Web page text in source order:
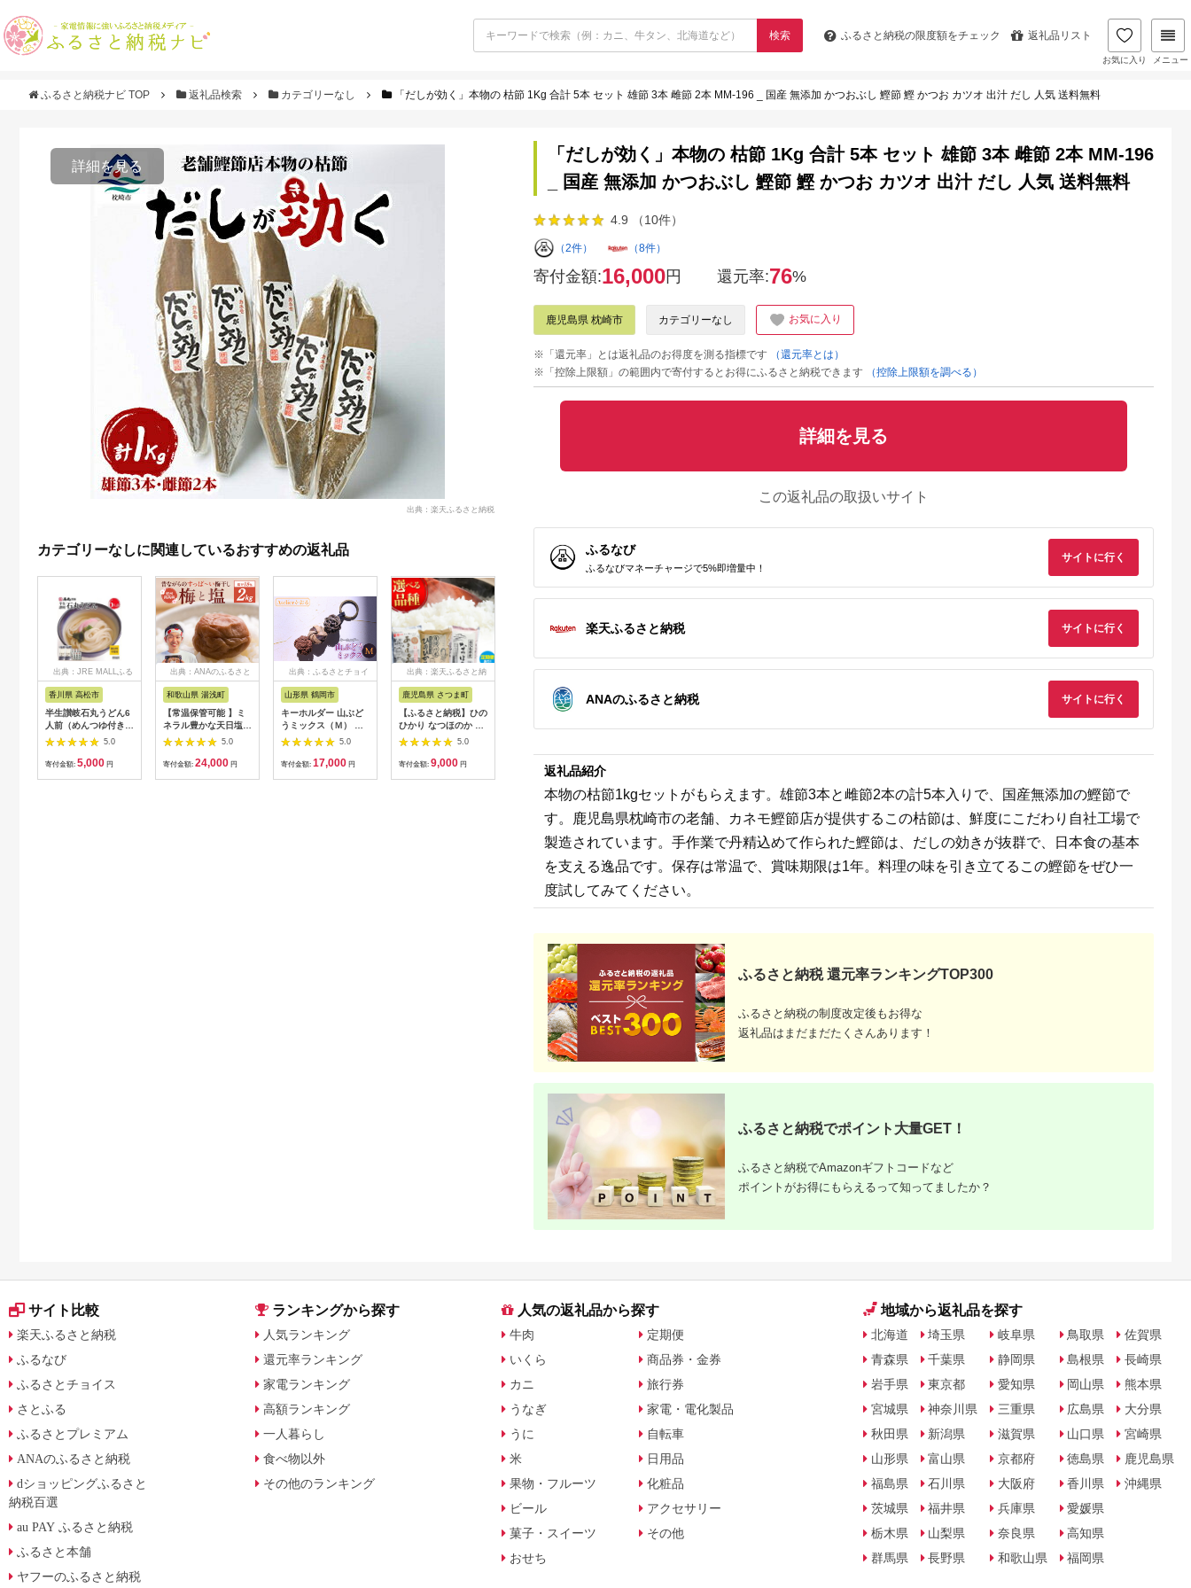
検索 ふるさと納税の限度額をチェック 返礼品リスト
お気に入り メニュー
ふるさと納税ナビ TOP 返礼品検索 カテゴリーなし 「だしが効く」本物の 枯節 1Kg 合計 5本 セット 雄節 3本 雌節 2本 MM-196 _ 国産 無添加 かつおぶし 鰹節 鰹 かつお カツオ 出汁 だし 人気 送料無料
詳細を見る
出典：楽天ふるさと納税
カテゴリーなしに関連しているおすすめの返礼品
出典：JRE MALLふる
香川県 高松市
半生讃岐石丸うどん6
人前（めんつゆ付き）
麺300g×2袋
5.0
寄付金額: 5,000 円
出典：ANAのふるさと
和歌山県 湯浅町
【常温保管可能 】ミ
ネラル豊かな天日塩だ
けで漬けた無添加梅干
し2kg 梅ボーイズ｜
南高梅
5.0
寄付金額: 24,000 円
出典：ふるさとチョイ
山形県 鶴岡市
キーホルダー 山ぶど
うミックス（Ｍ） 山
形県鶴岡市 アトリエ
かおる | 山葡萄 雑貨
キーホルダー ギフト
5.0
寄付金額: 17,000 円
出典：楽天ふるさと納
鹿児島県 さつま町
【ふるさと納税】ひの
ひかり なつほのか あ
きほなみ 選べる 品種
定期便 米 2kg
5kg《出荷時期をお選
5.0
寄付金額: 9,000 円
出典：ふるさとチョイ
佐賀県 伊万里市
【伊万里焼】ブルーレ
寄付金額:13,000 円
出典：楽天ふるさと納
沖縄県 うるま市
返礼品 海塩 沖縄 うる
ま市 果報バンタ
出典：楽天ふるさと納
出典：楽天ふるさと納
り身 詰め合わせ
出典：楽天ふるさと納
ず おつまみ 酒の肴 ご
はんのお供 惣菜 魚介
海産物 岩手県 宮古市
産地直送 冷凍 贈答 ギ
フト 送料無料 【配送
不可地域：離島】
【G1335814】
出典：楽天ふるさと
石川県 志賀町
柿 かき 枯露柿 果物
くだもの ドラフルー
ツ 800グラム 自然の
甘さ 手作り てづくり
最勝柿 ふるさと納税
「だしが効く」本物の 枯節 1Kg 合計 5本 セット 雄節 3本 雌節 2本 MM-196
_ 国産 無添加 かつおぶし 鰹節 鰹 かつお カツオ 出汁 だし 人気 送料無料
4.9 （10件）
（2件） （8件）
寄付金額:16,000円 還元率:76%
鹿児島県 枕崎市 カテゴリーなし お気に入り
※「還元率」とは返礼品のお得度を測る指標です
（還元率とは）
※「控除上限額」の範囲内で寄付するとお得にふるさと納税できます
（控除上限額を調べる）
詳細を見る
この返礼品の取扱いサイト
ふるなび
ふるなびマネーチャージで5%即増量中！
サイトに行く
楽天ふるさと納税 サイトに行く
ANAのふるさと納税 サイトに行く
返礼品紹介
本物の枯節1kgセットがもらえます。雄節3本と雌節2本の計5本入りで、国産無添加の鰹節で
す。鹿児島県枕崎市の老舗、カネモ鰹節店が提供するこの枯節は、鮮度にこだわり自社工場で
製造されています。手作業で丹精込めて作られた鰹節は、だしの効きが抜群で、日本食の基本
を支える逸品です。保存は常温で、賞味期限は1年。料理の味を引き立てるこの鰹節をぜひ一
度試してみてください。
ふるさと納税 還元率ランキングTOP300
ふるさと納税の制度改定後もお得な
返礼品はまだまだたくさんあります！
ふるさと納税でポイント大量GET！
ふるさと納税でAmazonギフトコードなど
ポイントがお得にもらえるって知ってましたか？
サイト比較
楽天ふるさと納税
ふるなび
ふるさとチョイス
さとふる
ふるさとプレミアム
ANAのふるさと納税
dショッピングふるさと
納税百選
au PAY ふるさと納税
ふるさと本舗
ヤフーのふるさと納税
ランキングから探す
人気ランキング
還元率ランキング
家電ランキング
高額ランキング
一人暮らし
食べ物以外
その他のランキング
人気の返礼品から探す
牛肉
いくら
カニ
うなぎ
うに
米
果物・フルーツ
ビール
菓子・スイーツ
おせち
定期便
商品券・金券
旅行券
家電・電化製品
自転車
日用品
化粧品
アクセサリー
その他
地域から返礼品を探す
北海道
青森県
岩手県
宮城県
秋田県
山形県
福島県
茨城県
栃木県
群馬県
埼玉県
千葉県
東京都
神奈川県
新潟県
富山県
石川県
福井県
山梨県
長野県
岐阜県
静岡県
愛知県
三重県
滋賀県
京都府
大阪府
兵庫県
奈良県
和歌山県
鳥取県
島根県
岡山県
広島県
山口県
徳島県
香川県
愛媛県
高知県
福岡県
佐賀県
長崎県
熊本県
大分県
宮崎県
鹿児島県
沖縄県